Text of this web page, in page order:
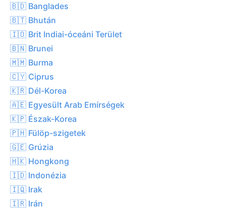
🇧🇩 Banglades
🇧🇹 Bhután
🇮🇴 Brit Indiai-óceáni Terület
🇧🇳 Brunei
🇲🇲 Burma
🇨🇾 Ciprus
🇰🇷 Dél-Korea
🇦🇪 Egyesült Arab Emírségek
🇰🇵 Észak-Korea
🇵🇭 Fülöp-szigetek
🇬🇪 Grúzia
🇭🇰 Hongkong
🇮🇩 Indonézia
🇮🇶 Irak
🇮🇷 Irán